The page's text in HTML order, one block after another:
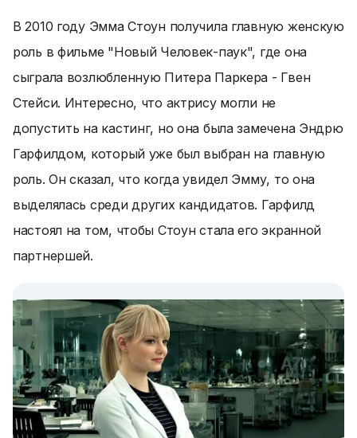
В 2010 году Эмма Стоун получила главную женскую
роль в фильме "Новый Человек-паук", где она
сыграла возлюбленную Питера Паркера - Гвен
Стейси. Интересно, что актрису могли не
допустить на кастинг, но она была замечена Эндрю
Гарфилдом, который уже был выбран на главную
роль. Он сказал, что когда увидел Эмму, то она
выделялась среди других кандидатов. Гарфилд
настоял на том, чтобы Стоун стала его экранной
партнершей.